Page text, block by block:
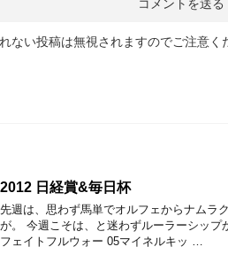
ない投稿は無視されますのでご注意く
2012 日経賞&毎日杯
先週は、思わず馬単でオルフェからナムラ
が。 今週こそは、と迷わずルーラーシッ
フェイトフルウォー 05マイネルキッ …